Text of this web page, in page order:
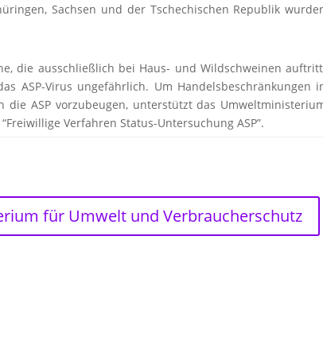
Sachsen und der Tschechischen Republik
die ausschließlich bei Haus- und Wildschweinen
ASP-Virus ungefährlich. Um Handelsbeschränkungen
ASP vorzubeugen, unterstützt das
Verfahren Status-Untersuchung ASP”.
für Umwelt und Verbraucherschutz